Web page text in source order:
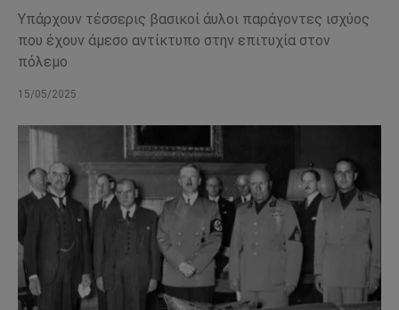
Υπάρχουν τέσσερις βασικοί άυλοι παράγοντες ισχύος
που έχουν άμεσο αντίκτυπο στην επιτυχία στον
πόλεμο
15/05/2025